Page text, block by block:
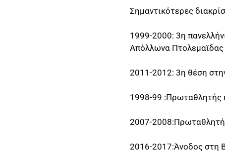
Σημαντικότερες
1999-2000: 3η
Απόλλωνα Πτολεμαϊδας
2011-2012: 3η θέση
1998-99 :Πρωταθλητής
2007-
2016-2017:Άνοδος στη